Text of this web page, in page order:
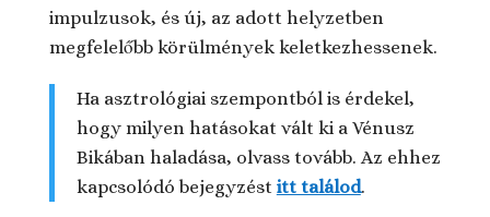
impulzusok, és új, az adott helyzetben
megfelelőbb körülmények keletkezhessenek.
Ha asztrológiai szempontból is érdekel,
hogy milyen hatásokat vált ki a Vénusz
Bikában haladása, olvass tovább. Az ehhez
kapcsolódó bejegyzést itt találod.